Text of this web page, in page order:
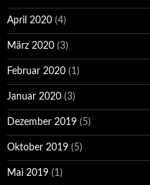
April 2020 (4)
März 2020 (3)
Februar 2020 (1)
Januar 2020 (3)
Dezember 2019 (5)
Oktober 2019 (5)
Mai 2019 (1)